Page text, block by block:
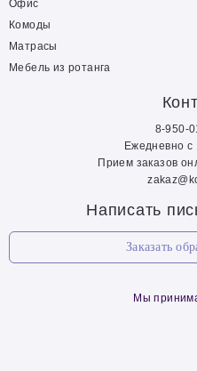
Офис
Комоды
Матрасы
Мебель из ротанга
8-950-
Ежедневно с
Прием заказов
Написать
Заказать
Мы